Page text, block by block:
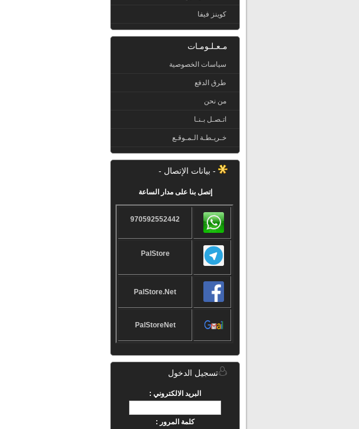
كوينز فيفا
مـعـلـومـات
سياسات الخصوصية
طرق الدفع
من نحن
اتـصـل بـنـا
خـريـطـة الـمـوقـع
- بيانات الإتصال -
إتصل بنا على مدار الساعة
970592552442
PalStore
PalStore.Net
PalStoreNet
تسجيل الدخول
البريد الالكتروني :
كلمة المرور :